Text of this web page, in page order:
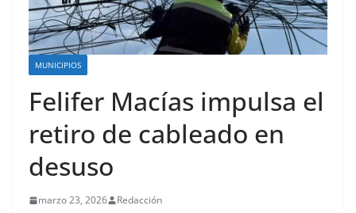
MUNICIPIOS
Felifer Macías impulsa el
retiro de cableado en
desuso
marzo 23, 2026 Redacción